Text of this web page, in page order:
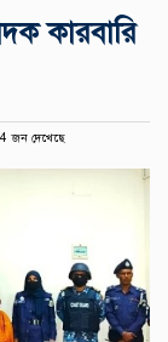
কারবারি
জন দেখেছে